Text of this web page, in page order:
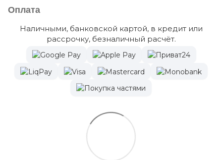
Оплата
Наличными, банковской картой, в кредит или
рассрочку, безналичный расчёт.